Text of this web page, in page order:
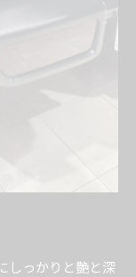
しっかりと艶と深